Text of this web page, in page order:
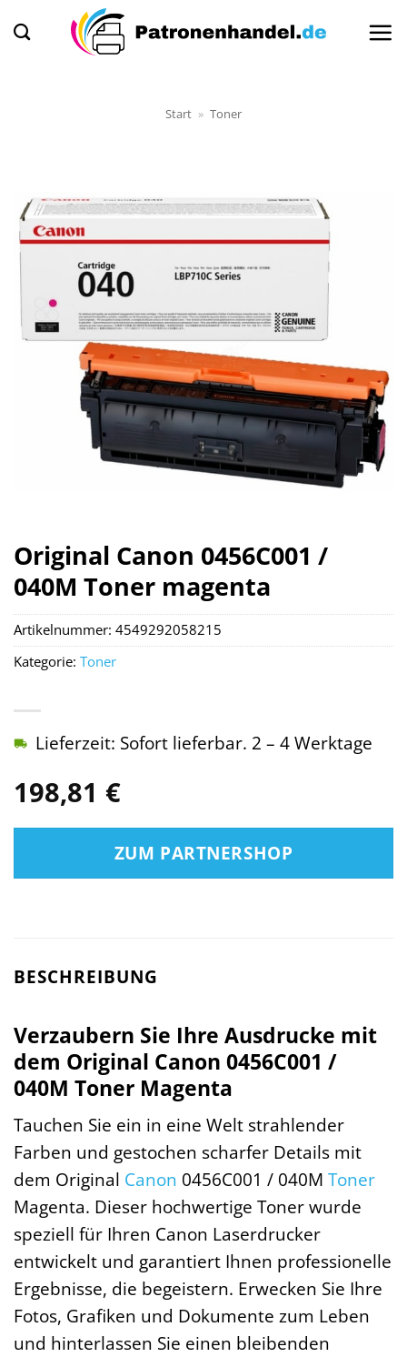
Inhalt
Start » Toner
Original Canon 0456C001 /
040M Toner magenta
198,81 €
Lieferzeit: Sofort lieferbar. 2 – 4 Werktage
ZUM PARTNERSHOP
Artikelnummer: 4549292058215
Kategorie: Toner
BESCHREIBUNG
Verzaubern Sie Ihre Ausdrucke mit
dem Original Canon 0456C001 /
040M Toner Magenta
Tauchen Sie ein in eine Welt strahlender
Farben und gestochen scharfer Details mit
dem Original Canon 0456C001 / 040M Toner
Magenta. Dieser hochwertige Toner wurde
speziell für Ihren Canon Laserdrucker
entwickelt und garantiert Ihnen professionelle
Ergebnisse, die begeistern. Erwecken Sie Ihre
Fotos, Grafiken und Dokumente zum Leben
und hinterlassen Sie einen bleibenden